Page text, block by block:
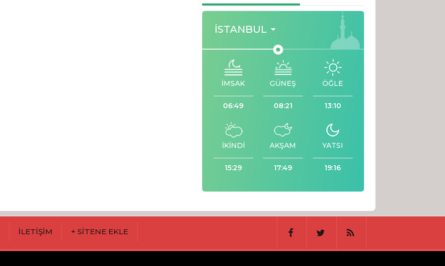
İSTANBUL
İMSAK
06:49
GÜNEŞ
08:21
ÖĞLE
13:10
İKİNDİ
15:29
AKŞAM
17:49
YATSI
19:16
İLETİŞİM + SİTENE EKLE